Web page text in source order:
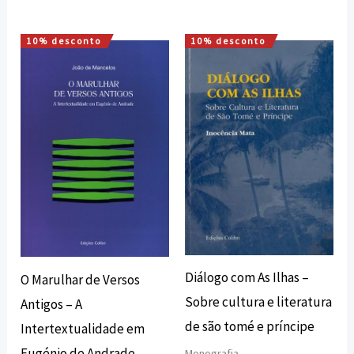
10% desconto
O Marulhar de Versos
Antigos – A
Intertextualidade em
O
preço
original
era:
12,00 €.
O
preço
atual
é:
10,80 €.
10% desconto
Diálogo com As Ilhas –
Sobre cultura e literatura
de são tomé e príncipe
O
original
era:
11,20 €.
O
preço
atual
é:
10,08 €.